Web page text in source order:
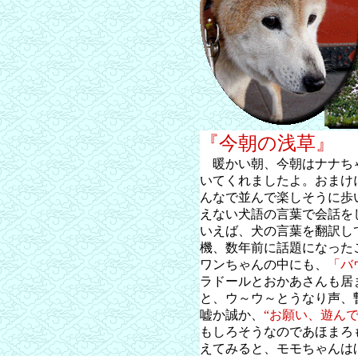
『今朝の浅草』
暖かい朝、今朝はナナち
いてくれましたよ。おま
んなで並んで楽しそうに
えない犬語の言葉で会話
いえば、犬の言葉を翻訳し
機、数年前に話題になっ
ワンちゃんの中にも、
「
ラドールとおかあさんも居
と、ウ～ウ～とうなり声
嘘か誠か、 “お願い、遊ん
もしろそうなのであほま
えてみると、モモちゃん